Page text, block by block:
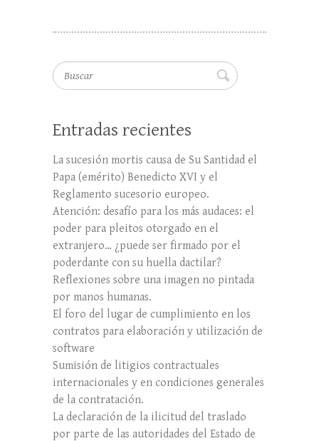
Buscar
Entradas recientes
La sucesión mortis causa de Su Santidad el
Papa (emérito) Benedicto XVI y el
Reglamento sucesorio europeo.
Atención: desafío para los más audaces: el
poder para pleitos otorgado en el
extranjero… ¿puede ser firmado por el
poderdante con su huella dactilar?
Reflexiones sobre una imagen no pintada
por manos humanas.
El foro del lugar de cumplimiento en los
contratos para elaboración y utilización de
software
Sumisión de litigios contractuales
internacionales y en condiciones generales
de la contratación.
La declaración de la ilicitud del traslado
por parte de las autoridades del Estado de